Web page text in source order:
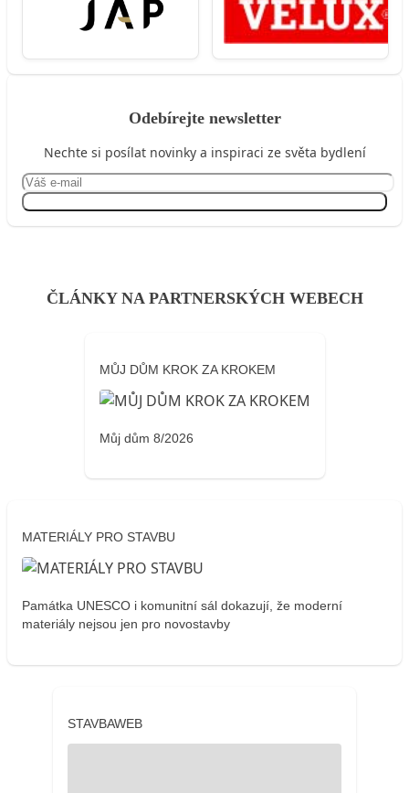
Odebírejte newsletter
Nechte si posílat novinky a inspiraci ze světa bydlení
ČLÁNKY NA PARTNERSKÝCH WEBECH
MŮJ DŮM KROK ZA KROKEM
Můj dům 8/2026
MATERIÁLY PRO STAVBU
Památka UNESCO i komunitní sál dokazují, že moderní
materiály nejsou jen pro novostavby
STAVBAWEB